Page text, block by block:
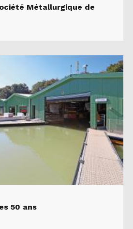
Métallurgique de
50 ans